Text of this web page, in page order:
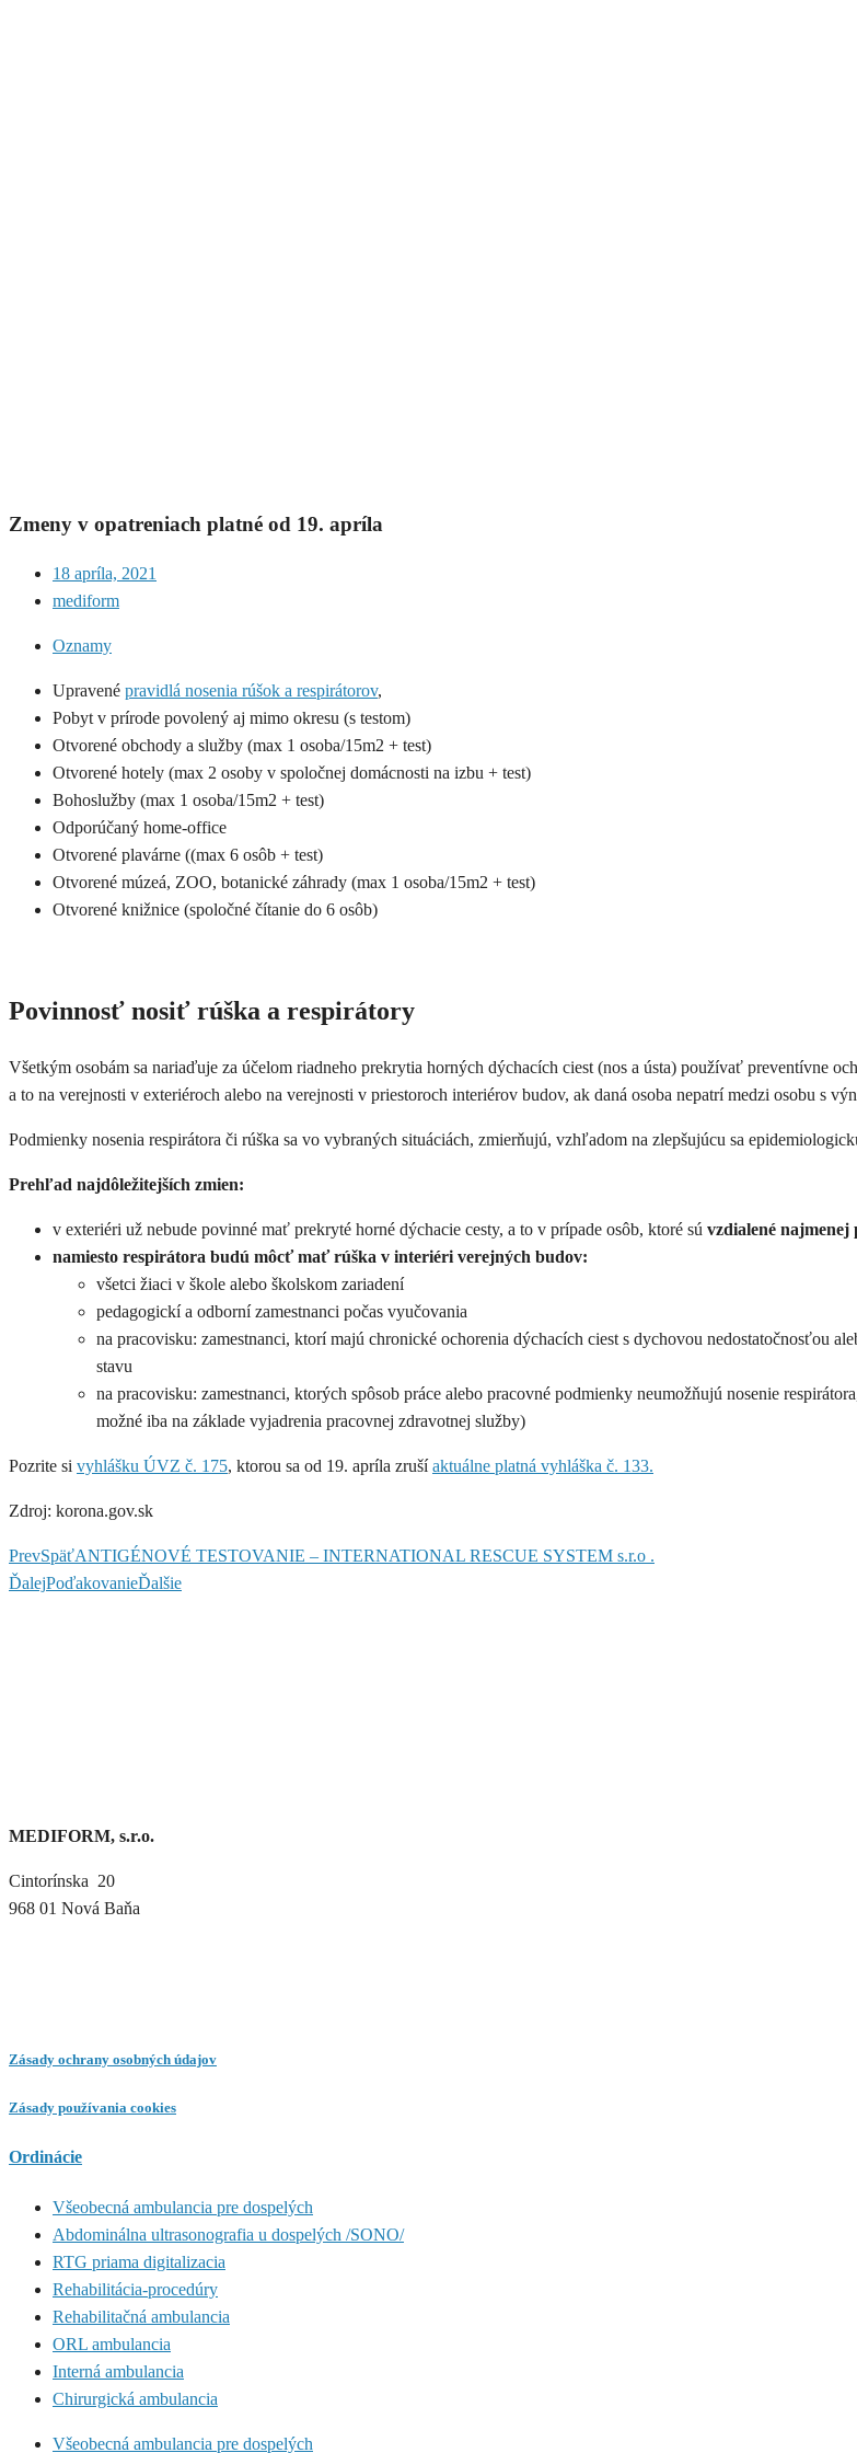
Zmeny v opatreniach platné od 19. apríla
18 apríla, 2021
mediform
Oznamy
Upravené pravidlá nosenia rúšok a respirátorov,
Pobyt v prírode povolený aj mimo okresu (s testom)
Otvorené obchody a služby (max 1 osoba/15m2 + test)
Otvorené hotely (max 2 osoby v spoločnej domácnosti na izbu + test)
Bohoslužby (max 1 osoba/15m2 + test)
Odporúčaný home-office
Otvorené plavárne ((max 6 osôb + test)
Otvorené múzeá, ZOO, botanické záhrady (max 1 osoba/15m2 + test)
Otvorené knižnice (spoločné čítanie do 6 osôb)
Povinnosť nosiť rúška a respirátory
Všetkým osobám sa nariaďuje za účelom riadneho prekrytia horných dýchacích ciest (nos a ústa) používať preventívne
a to na verejnosti v exteriéroch alebo na verejnosti v priestoroch interiérov budov, ak daná osoba nepatrí medzi osobu s
Podmienky nosenia respirátora či rúška sa vo vybraných situáciách, zmierňujú, vzhľadom na zlepšujúcu sa
Prehľad najdôležitejších zmien:
v exteriéri už nebude povinné mať prekryté horné dýchacie cesty, a to v prípade osôb, ktoré sú vzdialené najmenej
namiesto respirátora budú môcť mať rúška v interiéri verejných budov:
všetci žiaci v škole alebo školskom zariadení
pedagogickí a odborní zamestnanci počas vyučovania
na pracovisku: zamestnanci, ktorí majú chronické ochorenia dýchacích ciest s dychovou nedostatočnosťou
stavu
na pracovisku: zamestnanci, ktorých spôsob práce alebo pracovné podmienky neumožňujú nosenie
možné iba na základe vyjadrenia pracovnej zdravotnej služby)
Pozrite si vyhlášku ÚVZ č. 175, ktorou sa od 19. apríla zrušíaktuálne platná vyhláška č. 133.
Zdroj: korona.gov.sk
PrevSpäťANTIGÉNOVÉ TESTOVANIE – INTERNATIONAL RESCUE SYSTEM s.r.o .
ĎalejPoďakovanieĎalšie
MEDIFORM, s.r.o.
Cintorínska 20
968 01 Nová Baňa
Zásady ochrany osobných údajov
Zásady používania cookies
Ordinácie
Všeobecná ambulancia pre dospelých
Abdominálna ultrasonografia u dospelých /SONO/
RTG priama digitalizacia
Rehabilitácia-procedúry
Rehabilitačná ambulancia
ORL ambulancia
Interná ambulancia
Chirurgická ambulancia
Všeobecná ambulancia pre dospelých